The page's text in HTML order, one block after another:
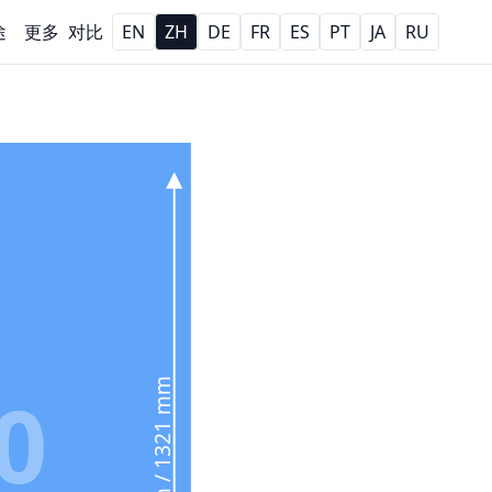
更多 对比 EN ZH DE FR ES PT JA RU
52 in / 1321 mm